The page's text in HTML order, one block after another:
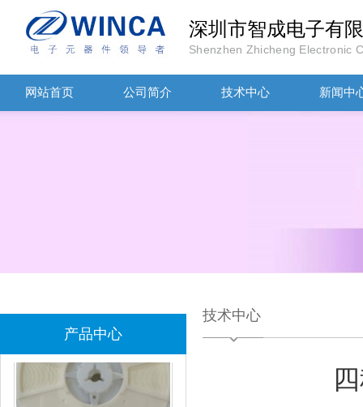
深圳市智成电子有
Shenzhen Zhicheng Electronic
网站首页 公司简介 技术中心 新闻中
产品中心
技术中心